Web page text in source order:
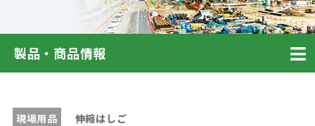
製品・商品情報
現場用品 伸縮はしご